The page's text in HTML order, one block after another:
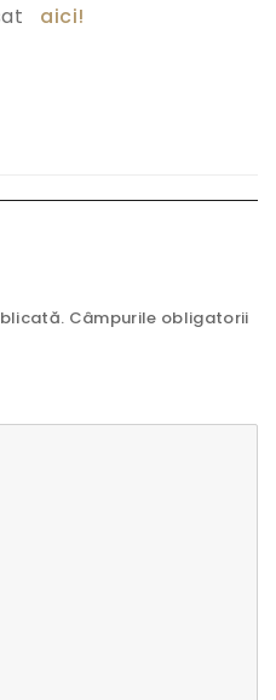
aici!
Câmpurile obligatorii